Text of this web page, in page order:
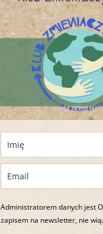
Administratorem danych jest
zapisem na newsletter, nie